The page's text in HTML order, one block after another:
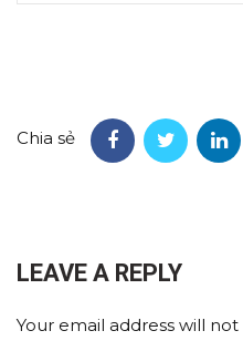
Chia sẻ
LEAVE A REPLY
Your email address will